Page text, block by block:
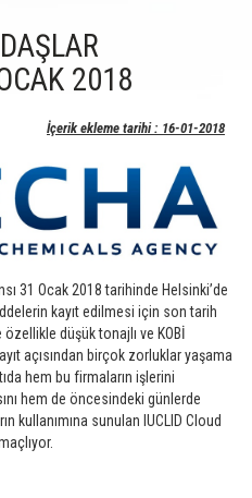
2018
İçerik ekleme tarihi : 16-01-2018
31 Ocak 2018 tarihinde Helsinki’de
kayıt edilmesi için son tarih
düşük tonajlı ve KOBİ
açısından birçok zorluklar yaşama
hem bu firmaların işlerini
hem de öncesindeki günlerde
kullanımına sunulan IUCLID Cloud